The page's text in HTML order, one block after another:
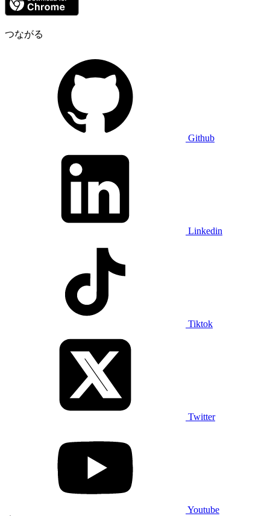
つながる
Github
Linkedin
Tiktok
Twitter
Youtube